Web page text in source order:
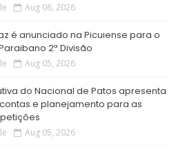
Aug 06, 2026
é anunciado na Picuiense para o
2ª Divisão
Aug 05, 2026
do Nacional de Patos apresenta
e planejamento para as
Aug 05, 2026